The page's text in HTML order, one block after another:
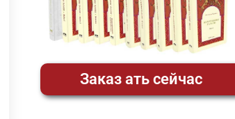
Заказ ать сейчас